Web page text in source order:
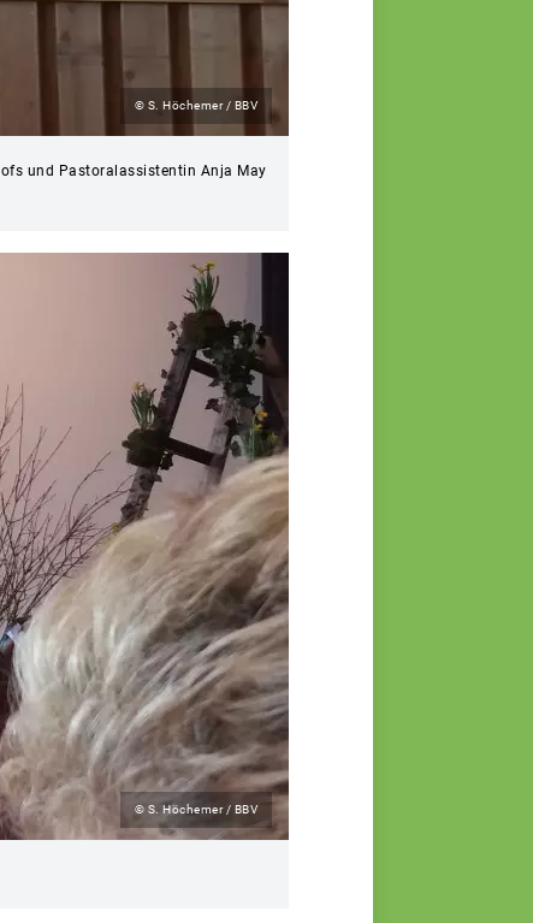
© S. Höchemer / BBV
und Pastoralassistentin Anja May
© S. Höchemer / BBV